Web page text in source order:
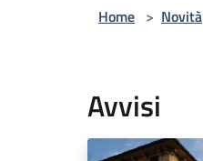
Home > Novità
Avvisi